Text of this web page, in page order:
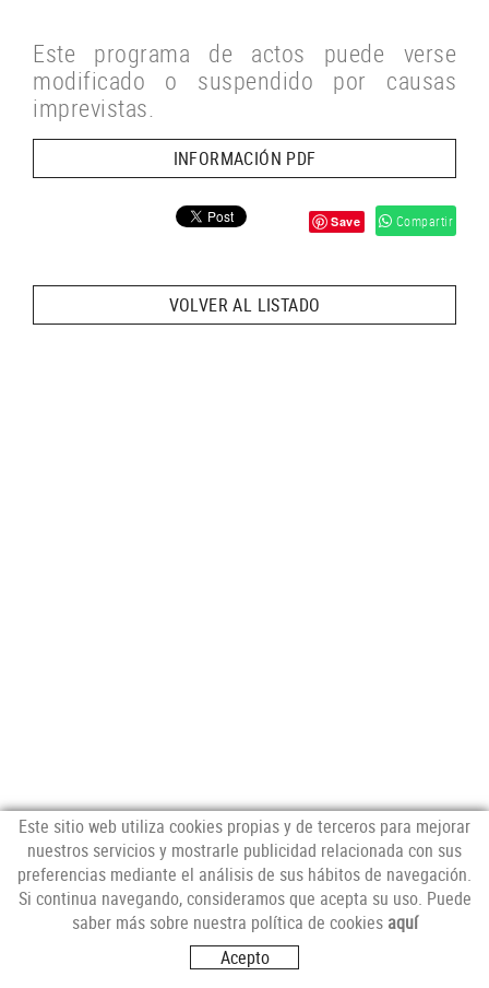
Este programa de actos puede verse
modificado o suspendido por causas
imprevistas.
INFORMACIÓN PDF
Save Compartir
VOLVER AL LISTADO
NEWSLETTER
Este sitio web utiliza cookies propias y de terceros para mejorar
nuestros servicios y mostrarle publicidad relacionada con sus
preferencias mediante el análisis de sus hábitos de navegación.
Si continua navegando, consideramos que acepta su uso. Puede
saber más sobre nuestra política de cookies aquí
Acepto